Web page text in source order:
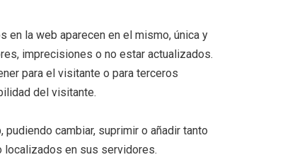
en la web aparecen en el mismo, única y
imprecisiones o no estar actualizados.
para el visitante o para terceros
del visitante.
cambiar, suprimir o añadir tanto
localizados en sus servidores.